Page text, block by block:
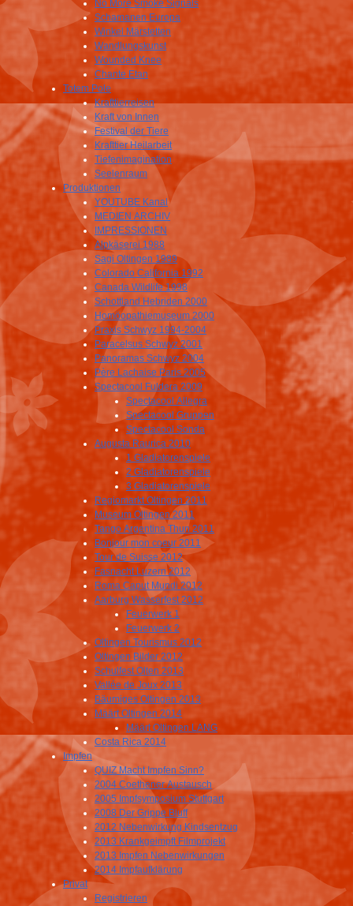
No More Smoke Signals
Schamanen Europa
Winkel Märstetten
Wandlungskunst
Wounded Knee
Chante Etan
Totem Pole
Krafttierreisen
Kraft von Innen
Festival der Tiere
Krafttier Heilarbeit
Tiefenimagination
Seelenraum
Produktionen
YOUTUBE Kanal
MEDIEN ARCHIV
IMPRESSIONEN
Alpkäserei 1988
Sagi Oltingen 1989
Colorado California 1992
Canada Wildlife 1998
Schottland Hebriden 2000
Homöopathiemuseum 2000
Praxis Schwyz 1994-2004
Paracelsus Schwyz 2001
Panoramas Schwyz 2004
Père Lachaise Paris 2005
Spectacool Fuldera 2009
Spectacool Allegra
Spectacool Gruppen
Spectacool Sonda
Augusta Raurica 2010
1 Gladiatorenspiele
2 Gladiatorenspiele
3 Gladiatorenspiele
Regiomarkt Oltingen 2011
Museum Oltingen 2011
Tango Argentina Thun 2011
Bonjour mon coeur 2011
Tour de Suisse 2012
Fasnacht Luzern 2012
Roma Caput Mundi 2012
Aarburg Wasserfest 2012
Feuerwerk 1
Feuerwerk 2
Oltingen Tourismus 2012
Oltingen Bilder 2012
Schulfest Olten 2013
Vallée de Joux 2013
Bäumiges Oltingen 2013
Määrt Oltingen 2014
Määrt Oltingen LANG
Costa Rica 2014
Impfen
QUIZ Macht Impfen Sinn?
2004 Coethener Austausch
2005 Impfsymposium Stuttgart
2008 Der Grippe Bluff
2012 Nebenwirkung Kindsentzug
2013 Krankgeimpft Filmprojekt
2013 Impfen Nebenwirkungen
2014 Impfaufklärung
Privat
Registrieren